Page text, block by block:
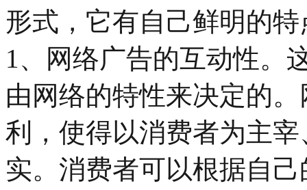
形式，它有自己鲜明的特
1、网络广告的互动性。
由网络的特性来决定的
利，使得以消费者为主
实。消费者可以根据自